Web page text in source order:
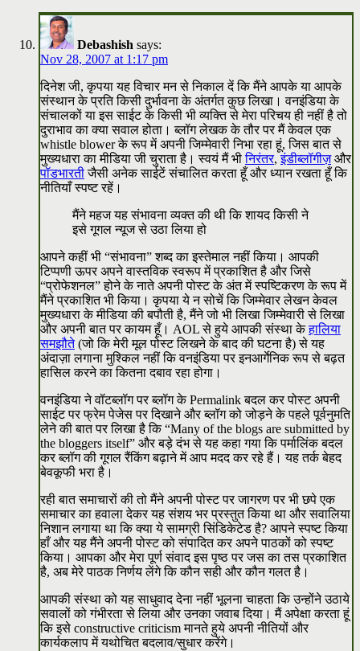
Debashish says:
Nov 28, 2007 at 1:17 pm
दिनेश जी, कृपया यह विचार मन से निकाल दें कि मैंने आपके या आपके
संस्थान के प्रति किसी दुर्भावना के अंतर्गत कुछ लिखा। वनइंडिया के
संचालकों या इस साईट के किसी भी व्यक्ति से मेरा परिचय ही नहीं है तो
दुराभाव का क्या सवाल होता। ब्लॉग लेखक के तौर पर मैं केवल एक
whistle blower के रूप में अपनी जिम्मेवारी निभा रहा हूं, जिस बात से
मुख्यधारा का मीडिया जी चुराता है। स्वयं मैं भीनिरंतर,इंडीब्लॉगीज़और
पॉडभारतीजैसी अनेक साईटें संचालित करता हूँ और ध्यान रखता हूँ कि
नीतियाँ स्पष्ट रहें।
मैंने महज यह संभावना व्यक्त की थी कि शायद किसी ने
इसे गूगल न्यूज से उठा लिया हो
आपने कहीं भी “संभावना” शब्द का इस्तेमाल नहीं किया। आपकी
टिप्पणी ऊपर अपने वास्तविक स्वरूप में प्रकाशित है और जिसे
“प्रोफेशनल” होने के नाते अपनी पोस्ट के अंत में स्पष्टिकरण के रूप में
मैंने प्रकाशित भी किया। कृपया ये न सोचें कि जिम्मेवार लेखन केवल
मुख्यधारा के मीडिया की बपौती है, मैंने जो भी लिखा जिम्मेवारी से लिखा
और अपनी बात पर कायम हूँ। AOL से हुये आपकी संस्था केहालिया
समझौते(जो कि मेरी मूल पोस्ट लिखने के बाद की घटना है) से यह
अंदाज़ा लगाना मुश्किल नहीं कि वनइंडिया पर इनआर्गेनिक रूप से बढ़त
हासिल करने का कितना दबाव रहा होगा।
वनइंडिया ने वॉटब्लॉग पर ब्लॉग के Permalink बदल कर पोस्ट अपनी
साईट पर फ्रेम पेजेस पर दिखाने और ब्लॉग को जोड़ने के पहले पूर्वनुमति
लेने की बात पर लिखा है कि “Many of the blogs are submitted by
the bloggers itself” और बड़े दंभ से यह कहा गया कि पर्मालिंक बदल
कर ब्लॉग की गूगल रैंकिंग बढ़ाने में आप मदद कर रहे हैं। यह तर्क बेहद
बेवकूफी भरा है।
रही बात समाचारों की तो मैंने अपनी पोस्ट पर जागरण पर भी छपे एक
समाचार का हवाला देकर यह संशय भर प्रस्तुत किया था और सवालिया
निशान लगाया था कि क्या ये सामग्री सिंडिकेटेड है? आपने स्पष्ट किया
हाँ और यह मैंने अपनी पोस्ट को संपादित कर अपने पाठकों को स्पष्ट
किया। आपका और मेरा पूर्ण संवाद इस पृष्ठ पर जस का तस प्रकाशित
है, अब मेरे पाठक निर्णय लेंगे कि कौन सही और कौन गलत है।
आपकी संस्था को यह साधुवाद देना नहीं भूलना चाहता कि उन्होंने उठाये
सवालों को गंभीरता से लिया और उनका जवाब दिया। मैं अपेक्षा करता हूं
कि इसे constructive criticism मानते हुये अपनी नीतियों और
कार्यकलाप में यथोचित बदलाव/सुधार करेंगे।